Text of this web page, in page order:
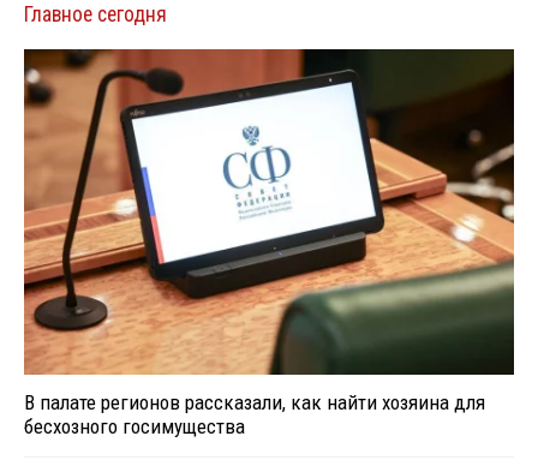
Главное сегодня
В палате регионов рассказали, как найти хозяина для
бесхозного госимущества